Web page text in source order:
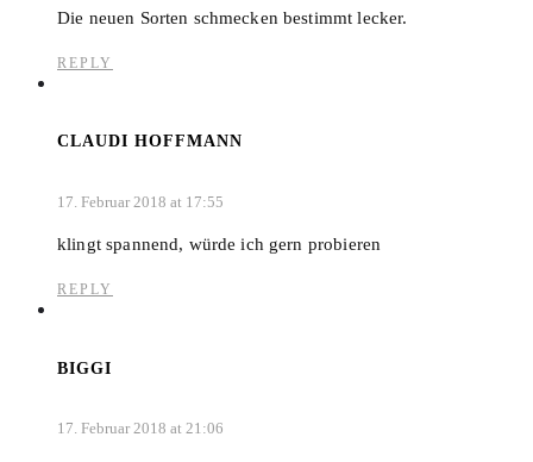
Die neuen Sorten schmecken bestimmt lecker.
REPLY
CLAUDI HOFFMANN
17. Februar 2018 at 17:55
klingt spannend, würde ich gern probieren
REPLY
BIGGI
17. Februar 2018 at 21:06